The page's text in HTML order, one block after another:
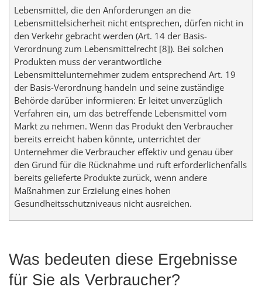
Lebensmittel, die den Anforderungen an die
Lebensmittelsicherheit nicht entsprechen, dürfen nicht in
den Verkehr gebracht werden (Art. 14 der Basis-
Verordnung zum Lebensmittelrecht [8]). Bei solchen
Produkten muss der verantwortliche
Lebensmittelunternehmer zudem entsprechend Art. 19
der Basis-Verordnung handeln und seine zuständige
Behörde darüber informieren: Er leitet unverzüglich
Verfahren ein, um das betreffende Lebensmittel vom
Markt zu nehmen. Wenn das Produkt den Verbraucher
bereits erreicht haben könnte, unterrichtet der
Unternehmer die Verbraucher effektiv und genau über
den Grund für die Rücknahme und ruft erforderlichenfalls
bereits gelieferte Produkte zurück, wenn andere
Maßnahmen zur Erzielung eines hohen
Gesundheitsschutzniveaus nicht ausreichen.
Was bedeuten diese Ergebnisse
für Sie als Verbraucher?